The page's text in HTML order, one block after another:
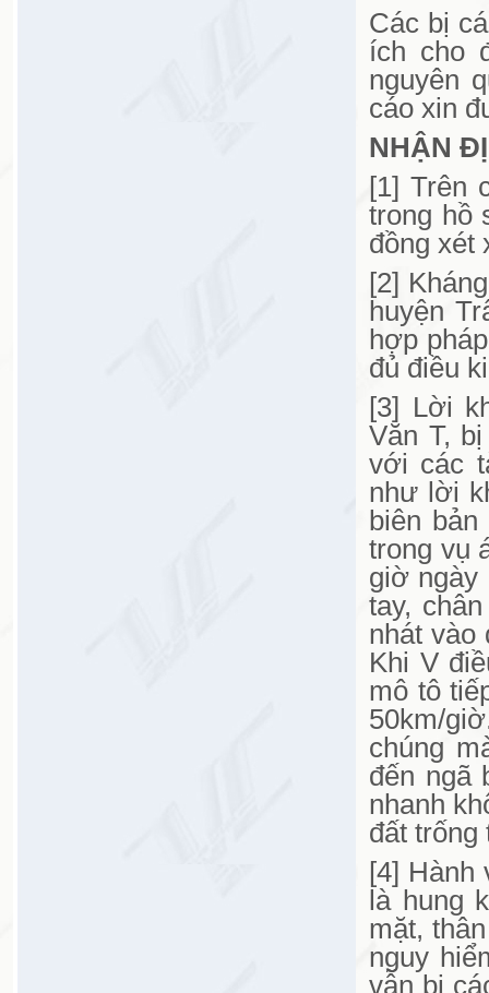
Các bị
ích cho
nguyên
cáo xin
NHẬN
[1] Trên
trong hồ
đồng xét
[2]
huyện
hợp
đủ điều
[3] Lời
Văn T,
với các
như lời
biên
trong vụ
giờ ngày
tay,
nhát vào
Khi V
mô tô
50km/
chúng
đến ngã
nhanh
đất
[4] Hành
là hung
mặt,
nguy
vẫn bị